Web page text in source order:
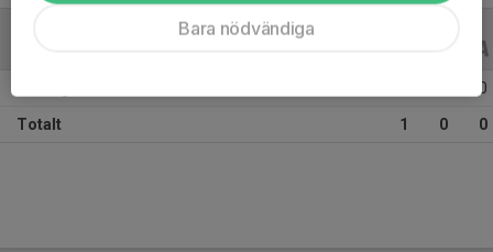
0
Totalt 1 0 0
Bara nödvändiga